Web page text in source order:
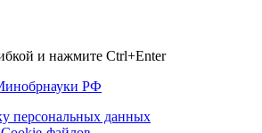
и нажмите Ctrl+Enter
РФ
персональных данных